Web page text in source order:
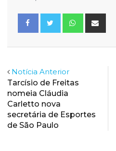
Whatsapp
Notícia Anterior
Tarcísio de Freitas
nomeia Cláudia
Carletto nova
secretária de Esportes
de São Paulo